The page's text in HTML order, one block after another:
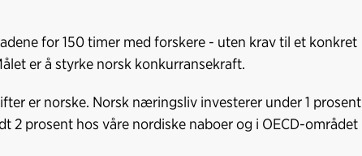
e
k
n
o
for 150 timer med forskere - uten krav til et konkret
er å styrke norsk konkurransekraft.
er norske. Norsk næringsliv investerer under 1 prosent
2 prosent hos våre nordiske naboer og i OECD-området